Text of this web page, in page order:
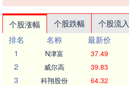
个股涨幅 个股跌幅 个股流入
排名
名称 最新价
1
N津富 37.49
2 威尔高 39.83
3 科翔股份 64.32